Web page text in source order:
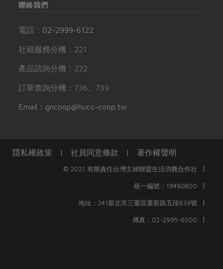
聯絡我們
電話： 02-2999-6122
社籍服務分機：221
產品諮詢分機：222
訂單查詢分機：736、739
Email：gncoop@hucc-coop.tw
隱私權政策 | 社員同意條款 | 著作權聲明
© 2021 有限責任台灣主婦聯盟生活消費合作社 |
統一編號：18492800 |
地址：241新北市三重區重新路五段639號 |
傳真：02-2995-6500 |